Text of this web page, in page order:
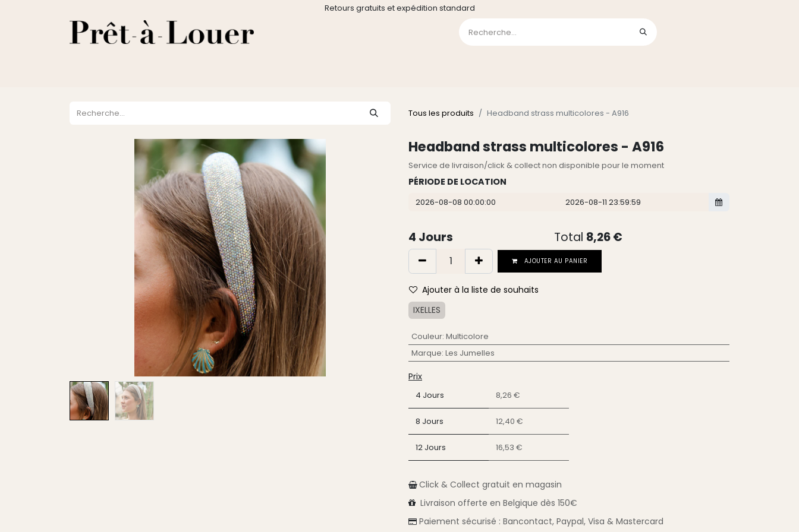
Retours gratuits et expédition standard
Tous les produits Headband strass multicolores - A916
Headband strass multicolores - A916
Service de livraison/click & collect non disponible pour le moment
PÉRIODE DE LOCATION
4 Jours Total 8,26€
AJOUTER AU PANIER
Ajouter à la liste de souhaits
IXELLES
Couleur: Multicolore
Marque: Les Jumelles
Prix
4 Jours 8,26 €
8 Jours 12,40 €
12 Jours 16,53 €
Click & Collect gratuit en magasin
Livraison offerte en Belgique dès 150€
Paiement sécurisé : Bancontact, Paypal, Visa & Mastercard